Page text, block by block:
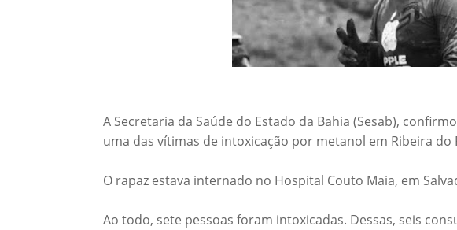
A Secretaria da Saúde do Estado da Bahia (Sesab),
uma das vítimas de intoxicação por metanol em Ribeira
O rapaz estava internado no Hospital Couto Maia, em
Ao todo, sete pessoas foram intoxicadas. Dessas, seis